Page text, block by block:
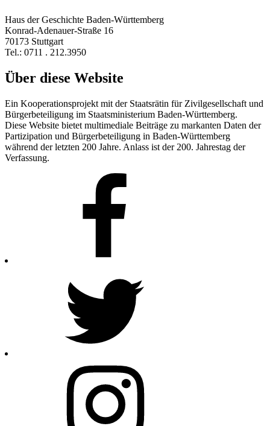
Haus der Geschichte Baden-Württemberg
Konrad-Adenauer-Straße 16
70173 Stuttgart
Tel.: 0711 . 212.3950
Über diese Website
Ein Kooperationsprojekt mit der Staatsrätin für Zivilgesellschaft und
Bürgerbeteiligung im Staatsministerium Baden-Württemberg.
Diese Website bietet multimediale Beiträge zu markanten Daten der
Partizipation und Bürgerbeteiligung in Baden-Württemberg
während der letzten 200 Jahre. Anlass ist der 200. Jahrestag der
Verfassung.